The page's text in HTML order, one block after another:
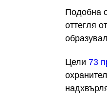
Подобна
оттегля
Цели 73